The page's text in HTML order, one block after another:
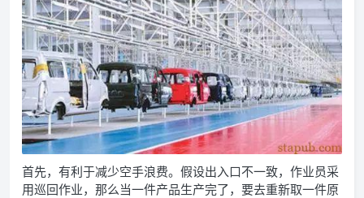
首先，有利于减少空手浪费。假设出入口不一致，作业员采
用巡回作业，那么当一件产品生产完了，要去重新取一件原